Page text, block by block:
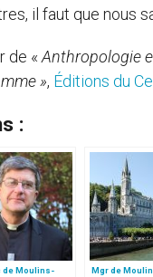
il faut que nous
de « Anthropologie
», Éditions du
:
de Moulins-
Mgr de